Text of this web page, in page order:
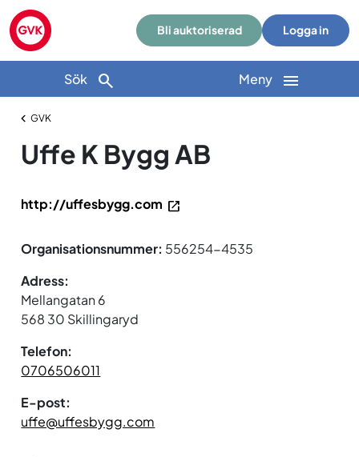
Bli auktoriserad Logga in
Sök Meny
GVK
Uffe K Bygg AB
http://uffesbygg.com
Organisationsnummer: 556254-4535
Adress:
Mellangatan 6
568 30 Skillingaryd
Telefon:
0706506011
E-post:
uffe@uffesbygg.com